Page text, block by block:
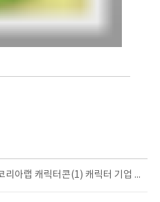
2025 충북콘텐츠코리아랩 캐릭터콘(1) 캐릭터 기업 지원사업 결과 발표